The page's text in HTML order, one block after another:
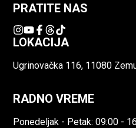
PRATITE NAS
LOKACIJA
Ugrinovačka 116, 11080
RADNO VREME
Ponedeljak - Petak: 09:00 -